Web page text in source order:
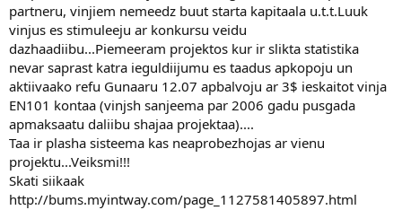
partneru, vinjiem nemeedz buut starta kapitaala u.t.t.Luuk
vinjus es stimuleeju ar konkursu veidu
dazhaadiibu...Piemeeram projektos kur ir slikta statistika
nevar saprast katra ieguldiijumu es taadus apkopoju un
aktiivaako refu Gunaaru 12.07 apbalvoju ar 3$ ieskaitot vinja
EN101 kontaa (vinjsh sanjeema par 2006 gadu pusgada
apmaksaatu daliibu shajaa projektaa)....
Taa ir plasha sisteema kas neaprobezhojas ar vienu
projektu...Veiksmi!!!
Skati siikaak
http://bums.myintway.com/page_1127581405897.html